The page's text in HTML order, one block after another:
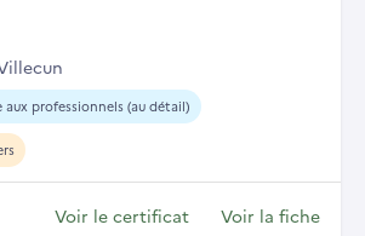
aux professionnels (au détail)
Voir le certificat Voir la fiche